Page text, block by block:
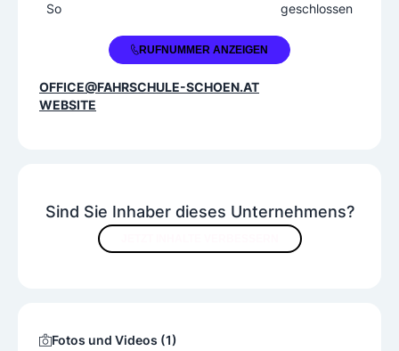
Sind Sie Inhaber dieses Unternehmens?
Fotos und Videos (1)
So
geschlossen
+43 1 2722165RUFNUMMER ANZEIGEN
OFFICE@FAHRSCHULE-SCHOEN.AT
WEBSITE